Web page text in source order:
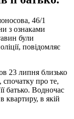
46/1
з ознаками
були
повідомляє
23 липня близько
спочатку про те,
батько. Водночас
квартиру, в якій